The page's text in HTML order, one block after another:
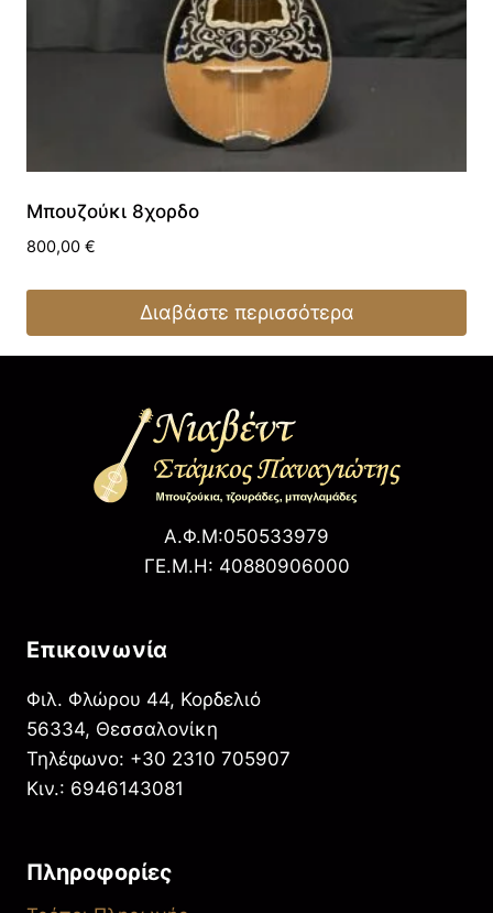
Μπουζούκι 8χορδο
800,00 €
Διαβάστε περισσότερα
Α.Φ.Μ:050533979
ΓΕ.Μ.Η: 40880906000
Επικοινωνία
Φιλ. Φλώρου 44, Κορδελιό
56334, Θεσσαλονίκη
Τηλέφωνο: +30 2310 705907
Κιν.: 6946143081
Πληροφορίες